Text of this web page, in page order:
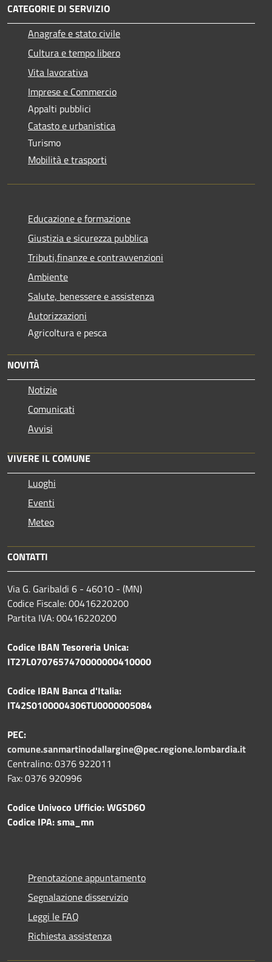
CATEGORIE DI SERVIZIO
Anagrafe e stato civile
Cultura e tempo libero
Vita lavorativa
Imprese e Commercio
Appalti pubblici
Catasto e urbanistica
Turismo
Mobilità e trasporti
Educazione e formazione
Giustizia e sicurezza pubblica
Tributi,finanze e contravvenzioni
Ambiente
Salute, benessere e assistenza
Autorizzazioni
Agricoltura e pesca
NOVITÀ
Notizie
Comunicati
Avvisi
VIVERE IL COMUNE
Luoghi
Eventi
Meteo
CONTATTI
Via G. Garibaldi 6 - 46010 - (MN)
Codice Fiscale: 00416220200
Partita IVA: 00416220200
Codice IBAN Tesoreria Unica:
IT27L0707657470000000410000
Codice IBAN Banca d'Italia:
IT42S0100004306TU0000005084
PEC:
comune.sanmartinodallargine@pec.regione.lombardia.it
Centralino: 0376 922011
Fax: 0376 920996
Codice Univoco Ufficio: WGSD6O
Codice IPA: sma_mn
Prenotazione appuntamento
Segnalazione disservizio
Leggi le FAQ
Richiesta assistenza